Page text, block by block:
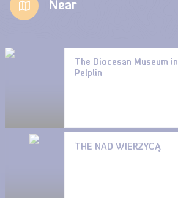
Near
The Diocesan Museum in
Pelplin
THE NAD WIERZYCĄ